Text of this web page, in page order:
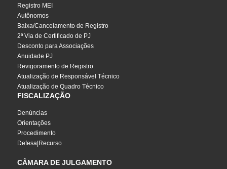
Registro MEI
Autônomos
Baixa/Cancelamento de Registro
2ª Via de Certificado de PJ
Desconto para Associações
Anuidade PJ
Revigoramento de Registro
Atualização de Responsável Técnico
Atualização de Quadro Técnico
FISCALIZAÇÃO
Denúncias
Orientações
Procedimento
Defesa|Recurso
CÂMARA DE JULGAMENTO